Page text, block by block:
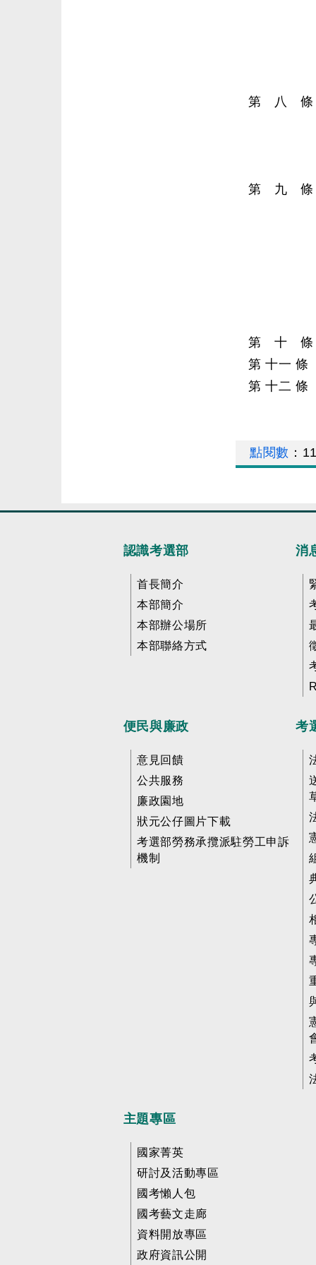
第 八 條
第 九 條
第 十 條
第 十一 條
第 十二 條
點閱數 ：
認識考選部
首長簡介
本部簡介
本部辦公場所
本部聯絡方式
消
便民與廉政
意見回饋
公共服務
廉政園地
狀元公仔圖片下載
考選部勞務承攬派駐勞工申訴
機制
考
主題專區
國家菁英
研討及活動專區
國考懶人包
國考藝文走廊
資料開放專區
政府資訊公開